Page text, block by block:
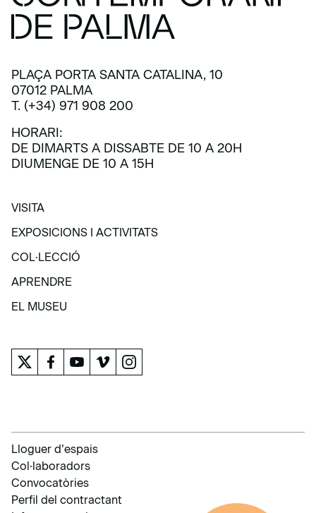
PLAÇA PORTA SANTA CATALINA, 10
07012 PALMA
T. (+34) 971 908 200
HORARI:
DE DIMARTS A DISSABTE DE 10 A 20H
DIUMENGE DE 10 A 15H
VISITA
VISITA
EXPOSICIONS I ACTIVITATS
EXPOSICIONS I ACTIVITATS
COL·LECCIÓ
COL·LECCIÓ
APRENDRE
APRENDRE
EL MUSEU
Lloguer d’espais
Col·laboradors
Convocatòries
Perfil del contractant